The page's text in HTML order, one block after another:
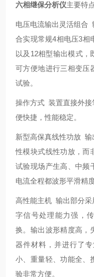
六相继保分析仪主要特
电压电流输出灵活组合
合实现常规4相电压3相
以及12相型输出模式
可方便地进行三相变压
试验。
操作方式 装置直接外
便快捷，性能稳定。
新型高保真线性功放
性模块式线性功放，而
试验现场产生高、中频
电流全程都波形平滑精
高性能主机 输出部分采
字信号处理能力强，
换。输出波形精度高，
器件材料，并进行了
小、重量轻、功能全、
验非常方便。